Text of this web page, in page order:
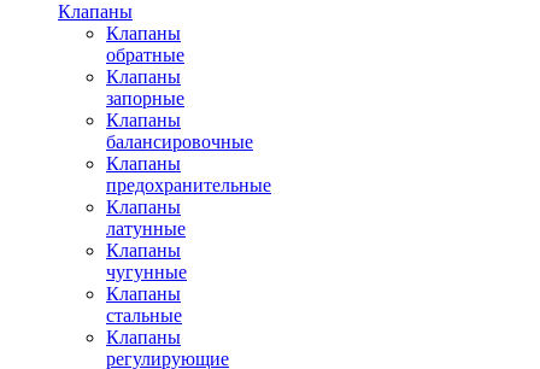
Клапаны
Клапаны
обратные
Клапаны
запорные
Клапаны
балансировочные
Клапаны
предохранительные
Клапаны
латунные
Клапаны
чугунные
Клапаны
стальные
Клапаны
регулирующие